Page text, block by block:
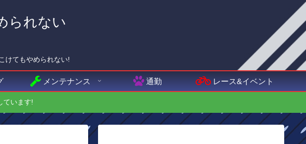
られない
てもやめられない!
メンテナンス 通勤 レース&イベント
ています!